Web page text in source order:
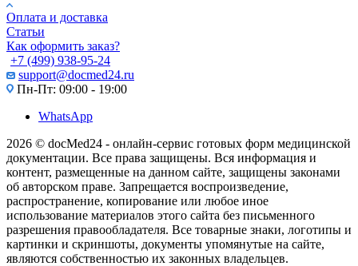
Оплата и доставка
Статьи
Как оформить заказ?
+7 (499) 938-95-24
support@docmed24.ru
Пн-Пт: 09:00 - 19:00
WhatsApp
2026 © docMed24 - онлайн-сервис готовых форм медицинской
документации. Все права защищены. Вся информация и
контент, размещенные на данном сайте, защищены законами
об авторском праве. Запрещается воспроизведение,
распространение, копирование или любое иное
использование материалов этого сайта без письменного
разрешения правообладателя. Все товарные знаки, логотипы и
картинки и скриншоты, документы упомянутые на сайте,
являются собственностью их законных владельцев.